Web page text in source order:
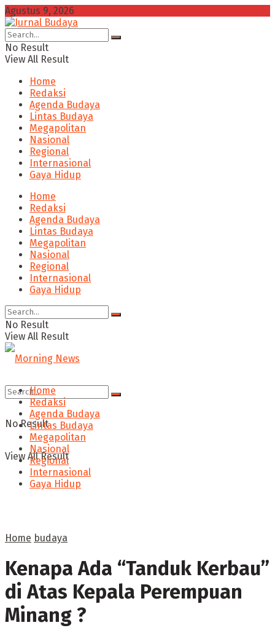
Agustus 9, 2026
No Result
View All Result
Home
Redaksi
Agenda Budaya
Lintas Budaya
Megapolitan
Nasional
Regional
Internasional
Gaya Hidup
Home
Redaksi
Agenda Budaya
Lintas Budaya
Megapolitan
Nasional
Regional
Internasional
Gaya Hidup
No Result
View All Result
No Result
View All Result
Home
Redaksi
Agenda Budaya
Lintas Budaya
Megapolitan
Nasional
Regional
Internasional
Gaya Hidup
Home budaya
Kenapa Ada “Tanduk Kerbau”
di Atas Kepala Perempuan
Minang ? ‎